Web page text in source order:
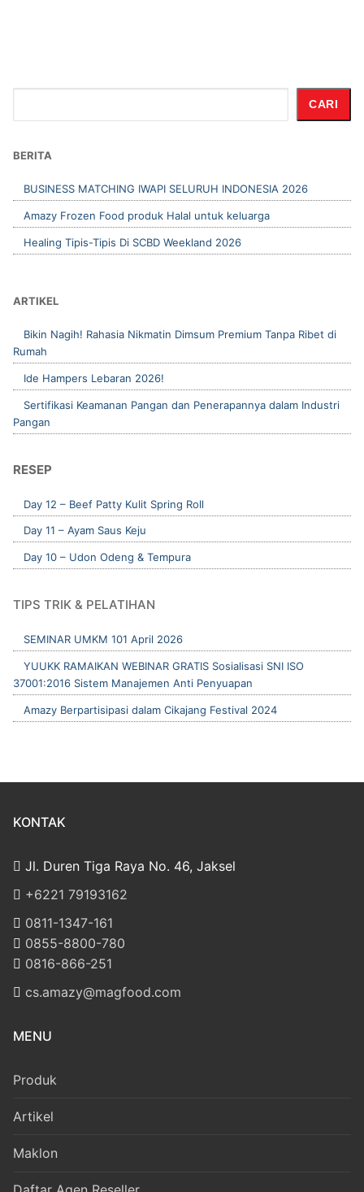
CARI
BERITA
BUSINESS MATCHING IWAPI SELURUH INDONESIA 2026
Amazy Frozen Food produk Halal untuk keluarga
Healing Tipis-Tipis Di SCBD Weekland 2026
ARTIKEL
Bikin Nagih! Rahasia Nikmatin Dimsum Premium Tanpa Ribet di
Rumah
Ide Hampers Lebaran 2026!
Sertifikasi Keamanan Pangan dan Penerapannya dalam Industri
Pangan
RESEP
Day 12 – Beef Patty Kulit Spring Roll
Day 11 – Ayam Saus Keju
Day 10 – Udon Odeng & Tempura
TIPS TRIK & PELATIHAN
SEMINAR UMKM 101 April 2026
YUUKK RAMAIKAN WEBINAR GRATIS Sosialisasi SNI ISO
37001:2016 Sistem Manajemen Anti Penyuapan
Amazy Berpartisipasi dalam Cikajang Festival 2024
KONTAK
Jl. Duren Tiga Raya No. 46, Jaksel
‎+6221 79193162
‪0811-1347-161
‪0855-8800-780
‪0816-866-251
cs.amazy@magfood.com
MENU
Produk
Artikel
Maklon